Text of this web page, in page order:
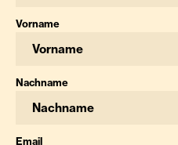
Vorname
Nachname
Email